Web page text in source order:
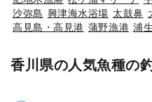
沙弥島 興津海水浴場 太鼓鼻
高見島・高見港 蒲野漁港 浦
香川県の人気魚種の